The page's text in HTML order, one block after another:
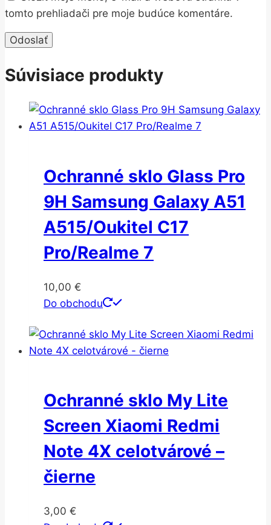
tomto prehliadači pre moje budúce komentáre.
Súvisiace produkty
Ochranné sklo Glass Pro
9H Samsung Galaxy A51
A515/Oukitel C17
Pro/Realme 7
10,00 €
Do obchodu
Ochranné sklo My Lite
Screen Xiaomi Redmi
Note 4X celotvárové –
čierne
3,00 €